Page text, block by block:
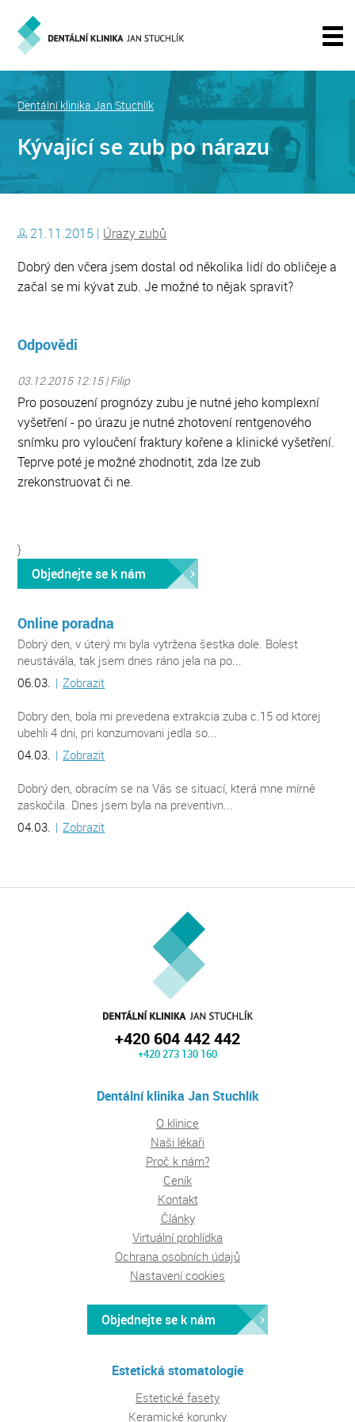
Kývající se zub po nárazu
Dentální klinika Jan Stuchlík
21.11.2015 | Úrazy zubů
Dobrý den včera jsem dostal od několika lidí do obličeje a
začal se mi kývat zub. Je možné to nějak spravit?
Odpovědi
03.12.2015 12:15 | Filip
Pro posouzení prognózy zubu je nutné jeho komplexní
vyšetření - po úrazu je nutné zhotovení rentgenového
snímku pro vyloučení fraktury kořene a klinické vyšetření.
Teprve poté je možné zhodnotit, zda lze zub
zrekonstruovat či ne.
}
Objednejte se k nám
Online poradna
Dobrý den, v úterý mi byla vytržena šestka dole. Bolest
neustávála, tak jsem dnes ráno jela na po...
06.03. | Zobrazit
Dobry den, bola mi prevedena extrakcia zuba c.15 od ktorej
ubehli 4 dni, pri konzumovani jedla so...
04.03. | Zobrazit
Dobrý den, obracím se na Vás se situací, která mne mírně
zaskočila. Dnes jsem byla na preventivn...
04.03. | Zobrazit
+420 604 442 442
+420 273 130 160
Dentální klinika Jan Stuchlík
O klinice
Naši lékaři
Proč k nám?
Ceník
Kontakt
Články
Virtuální prohlídka
Ochrana osobních údajů
Nastavení cookies
Objednejte se k nám
Estetická stomatologie
Estetické fasety
Keramické korunky